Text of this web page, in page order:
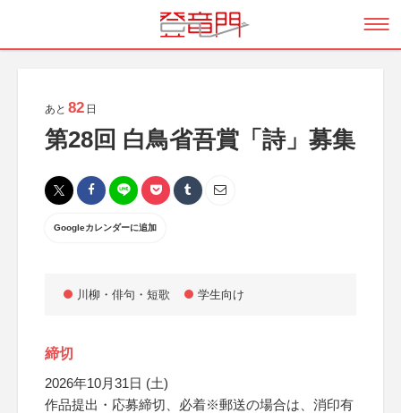
あと 82 日
第28回 白鳥省吾賞「詩」募集
Googleカレンダーに追加
川柳・俳句・短歌 学生向け
締切
2026年10月31日 (土)
作品提出・応募締切、必着※郵送の場合は、消印有